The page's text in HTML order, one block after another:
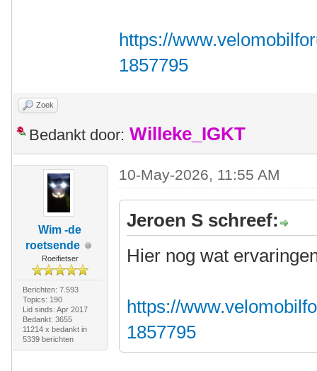
https://
1857795
Zoek
Bedankt door: Willeke_IGKT
Wim -de
roetsende
Roeifietser
Berichten: 7.593
Topics: 190
Lid sinds: Apr 2017
Bedankt: 3655
11214 x bedankt in
5339 berichten
10-May-2026, 11:55 AM
Jeroen S schreef:
Hier nog wat
https://
1857795